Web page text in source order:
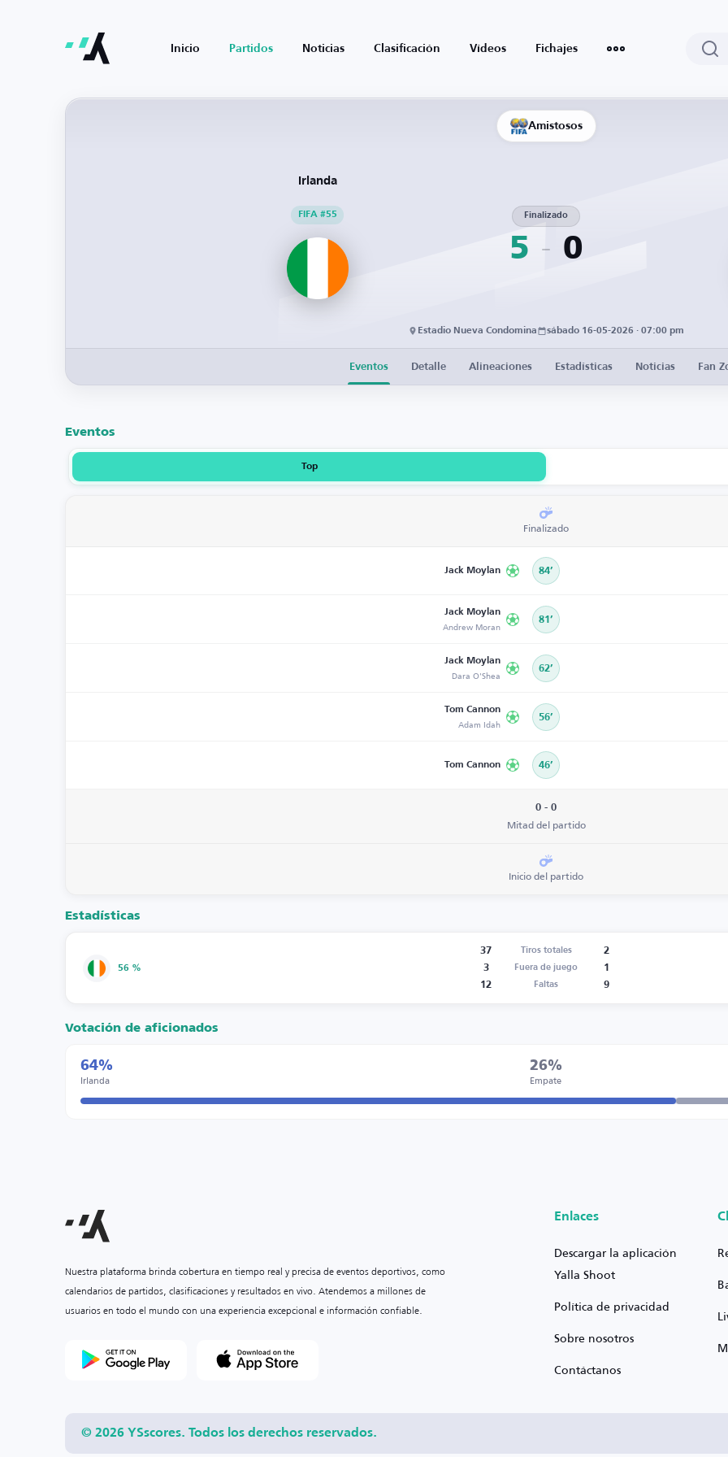
Inicio Partidos Noticias Clasificación Vídeos Fichajes
Amistosos
Irlanda
FIFA #55
5
Finalizado
0
Estadio Nueva Condomina sábado 16-05-2026 · 07:00 pm
Eventos Detalle Alineaciones Estadísticas Noticias Fan
Eventos
Top
Finalizado
Jack Moylan 84’
Jack Moylan
Andrew Moran 81’
Jack Moylan
Dara O'Shea 62’
Tom Cannon
Adam Idah 56’
Tom Cannon 46’
0 - 0
Mitad del partido
Inicio del partido
Estadísticas
56 %
37 Tiros totales
2
3
Fuera de juego
1
12
Faltas 9
Votación de aficionados
64%
Irlanda
26%
Empate
Nuestra plataforma brinda cobertura en tiempo real y precisa de eventos deportivos, como
calendarios de partidos, clasificaciones y resultados en vivo. Atendemos a millones de
usuarios en todo el mundo con una experiencia excepcional e información confiable.
Enlaces
Descargar la aplicación
Yalla Shoot
Política de privacidad
Sobre nosotros
Contáctanos
© 2026 YSscores. Todos los derechos reservados.